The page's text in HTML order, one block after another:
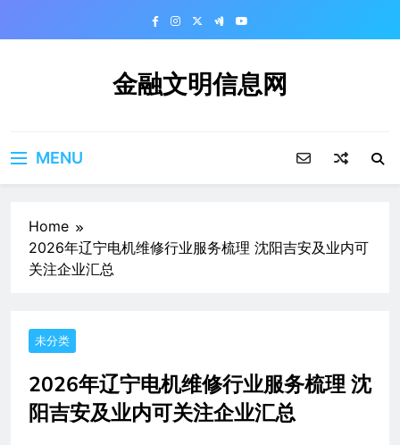
金融文明信息网
MENU
Home
2026年辽宁电机维修行业服务梳理 沈阳吉安及业内可
关注企业汇总
未分类
2026年辽宁电机维修行业服务梳理 沈
阳吉安及业内可关注企业汇总